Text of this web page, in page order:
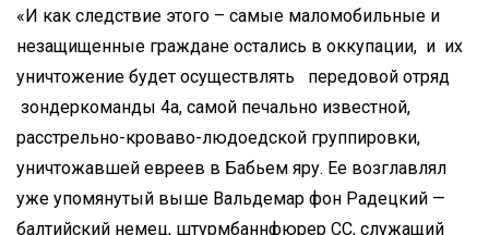
«И как следствие этого – самые маломобильные и
незащищенные граждане остались в оккупации, и их
уничтожение будет осуществлять передовой отряд
зондеркоманды 4а, самой печально известной,
расстрельно-кроваво-людоедской группировки,
уничтожавшей евреев в Бабьем яру. Ее возглавлял
уже упомянутый выше Вальдемар фон Радецкий —
балтийский немец, штурмбаннфюрер СС, служащий